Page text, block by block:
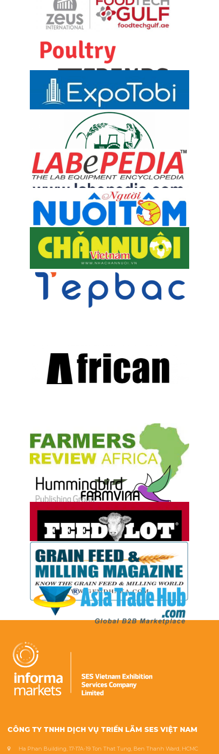
CÔNG TY TNHH DỊCH VỤ TRIỂN LÃM SES VIỆT NAM
Ha Phan Building, 17-17A-19 Ton That Tung, Ben Thanh Ward, HCMC